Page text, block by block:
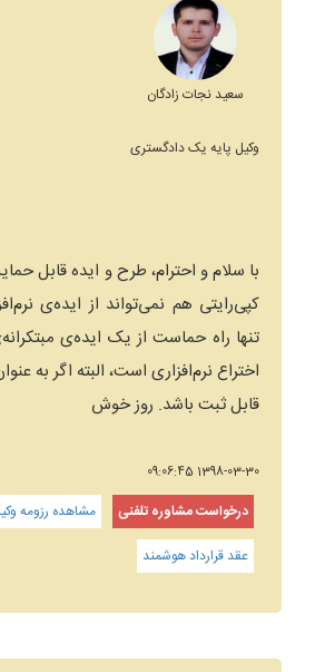
سعید نجات زادگان
وکیل پایه یک دادگستری
با سلام و احترام، طرح و ایده قابل
کپی‌رایتی هم نمی‌تواند از ایده‌ی
تنها راه حماست از یک ایده‌ی
اختراع نرم‌افزاری است، البته اگر به
قابل ثبت باشد. روز خوش
1398-03-30 09:06:45
درخواست مشاوره تلفنی
مشاهده رزومه
عقد قرارداد هوشمند